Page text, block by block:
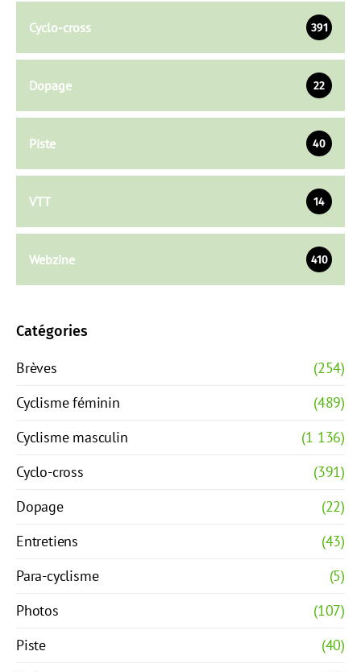
Cyclo-cross 391
Dopage 22
Piste 40
VTT 14
Webzine 410
Catégories
Brèves
(254)
Cyclisme féminin
(489)
Cyclisme masculin
(1 136)
Cyclo-cross
(391)
Dopage
(22)
Entretiens
(43)
Para-cyclisme
(5)
Photos
(107)
Piste
(40)